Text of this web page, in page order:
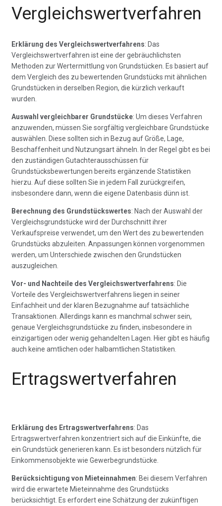
Vergleichswertverfahren
Erklärung des Vergleichswertverfahrens: Das
Vergleichswertverfahren ist eine der gebräuchlichsten
Methoden zur Wertermittlung von Grundstücken. Es basiert auf
dem Vergleich des zu bewertenden Grundstücks mit ähnlichen
Grundstücken in derselben Region, die kürzlich verkauft
wurden.
Auswahl vergleichbarer Grundstücke: Um dieses Verfahren
anzuwenden, müssen Sie sorgfältig vergleichbare Grundstücke
auswählen. Diese sollten sich in Bezug auf Größe, Lage,
Beschaffenheit und Nutzungsart ähneln. In der Regel gibt es bei
den zuständigen Gutachterausschüssen für
Grundstücksbewertungen bereits ergänzende Statistiken
hierzu. Auf diese sollten Sie in jedem Fall zurückgreifen,
insbesondere dann, wenn die eigene Datenbasis dünn ist.
Berechnung des Grundstückswertes: Nach der Auswahl der
Vergleichsgrundstücke wird der Durchschnitt ihrer
Verkaufspreise verwendet, um den Wert des zu bewertenden
Grundstücks abzuleiten. Anpassungen können vorgenommen
werden, um Unterschiede zwischen den Grundstücken
auszugleichen.
Vor- und Nachteile des Vergleichswertverfahrens: Die
Vorteile des Vergleichswertverfahrens liegen in seiner
Einfachheit und der klaren Bezugnahme auf tatsächliche
Transaktionen. Allerdings kann es manchmal schwer sein,
genaue Vergleichsgrundstücke zu finden, insbesondere in
einzigartigen oder wenig gehandelten Lagen. Hier gibt es häufig
auch keine amtlichen oder halbamtlichen Statistiken.
Ertragswertverfahren
Erklärung des Ertragswertverfahrens: Das
Ertragswertverfahren konzentriert sich auf die Einkünfte, die
ein Grundstück generieren kann. Es ist besonders nützlich für
Einkommensobjekte wie Gewerbegrundstücke.
Berücksichtigung von Mieteinnahmen: Bei diesem Verfahren
wird die erwartete Mieteinnahme des Grundstücks
berücksichtigt. Es erfordert eine Schätzung der zukünftigen